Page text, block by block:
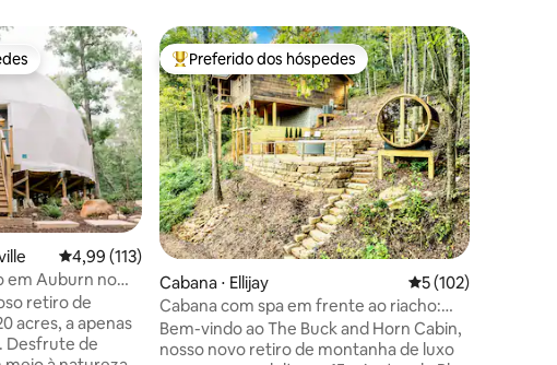
avaliações
dos hóspedes
4,99 de uma avaliação média de 5, 113 avaliações
4,99 (113)
em Auburn no
retiro de
acres, a apenas
Desfrute de
Entre os melhores preferidos dos hóspedes
Preferido dos hóspedes
Cabana ⋅ Ellijay 5 de uma avaliação
5 (102)
Cabana com spa em frente ao riacho:
banheira de hidromassagem, mergulho
frio, sauna
Bem-vindo ao The Buck and Horn Cabin,
nosso novo retiro de montanha de luxo